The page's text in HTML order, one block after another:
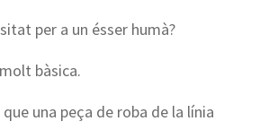
per a un ésser humà?
bàsica.
una peça de roba de la línia